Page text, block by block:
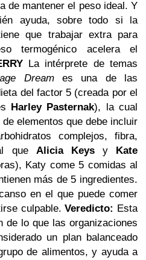
de mantener el peso ideal. Y
ayuda, sobre todo si la
que trabajar extra para
termogénico acelera el
La intérprete de temas
Dream es una de las
del factor 5 (creada por el
Harley Pasternak), la cual
elementos que debe incluir
complejos, fibra,
que Alicia Keys y Kate
Katy come 5 comidas al
más de 5 ingredientes.
en el que puede comer
culpable.Veredicto: Esta
de lo que las organizaciones
un plan balanceado
de alimentos, y ayuda a